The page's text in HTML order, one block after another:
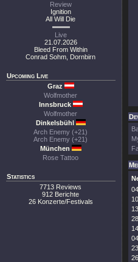
Review
Ignition
All Will Die
Live
21.07.2026
Bleed From Within
Conrad Sohm, Dornbirn
Upcoming Live
Graz
Wolfmother
Innsbruck
Wolfmother
Dinkelsbühl
Arch Enemy (+21)
Arch Enemy (+21)
München
Rose Tattoo
Statistics
7713 Reviews
912 Berichte
26 Konzerte/Festivals